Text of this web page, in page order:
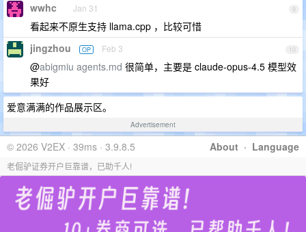
9
wwhc Jan 31
看起来不原生支持 llama.cpp ，比较可惜
10
jingzhou OP Feb 3
@abigmiu agents.md 很简单，主要是 claude-opus-4.5 模型效
果好
爱意满满的作品展示区。
Advertisement
About · Language
© 2026 V2EX · 39ms · 3.9.8.5
老倔驴证券开户巨靠谱，已助千人!